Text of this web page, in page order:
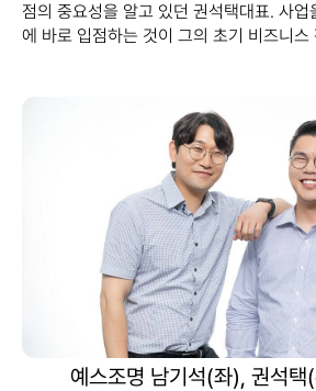
점의 중요성을 알고 있던 권석택대표. 사
에 바로 입점하는 것이 그의 초기 비즈니스
예스조명 남기석(좌), 권석택